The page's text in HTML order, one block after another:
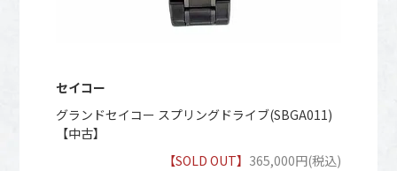
セイコー
グランドセイコー スプリングドライブ(SBGA011)
【中古】
【SOLD OUT】 365,000円(税込)